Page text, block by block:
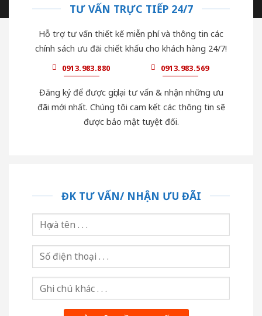
TƯ VẤN TRỰC TIẾP 24/7
Hỗ trợ tư vấn thiết kế miễn phí và thông tin các
chính sách ưu đãi chiết khấu cho khách hàng 24/7!
0913.983.880 0913.983.569
Đăng ký để được gọi lại tư vấn & nhận những ưu
đãi mới nhất. Chúng tôi cam kết các thông tin sẽ
được bảo mật tuyệt đối.
ĐK TƯ VẤN/ NHẬN ƯU ĐÃI